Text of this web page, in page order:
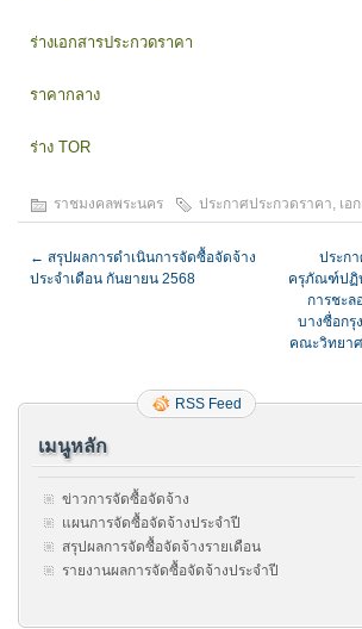
ร่างเอกสารประกวดราคา
ราคากลาง
ร่าง TOR
ราชมงคลพระนคร ประกาศประกวดราคา เอ
← สรุปผลการดำเนินการจัดซื้อจัดจ้าง
ประจำเดือน กันยายน 2568
ประก
ครุภัณฑ์ปฏิบั
การชะล
บางซื่อกรุ
คณะวิทยาศ
RSS Feed
เมนูหลัก
ข่าวการจัดซื้อจัดจ้าง
แผนการจัดซื้อจัดจ้างประจำปี
สรุปผลการจัดซื้อจัดจ้างรายเดือน
รายงานผลการจัดซื้อจัดจ้างประจำปี